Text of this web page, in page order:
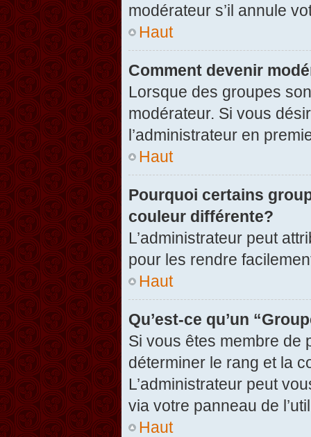
modérateur s’il annule
Haut
Comment devenir
Lorsque des groupes
modérateur. Si vous
l’administrateur en
Haut
Pourquoi certains
couleur différente?
L’administrateur peut
pour les rendre
Haut
Qu’est-ce qu’un
Si vous êtes membre de
déterminer le rang et la
L’administrateur peut
via votre panneau de
Haut